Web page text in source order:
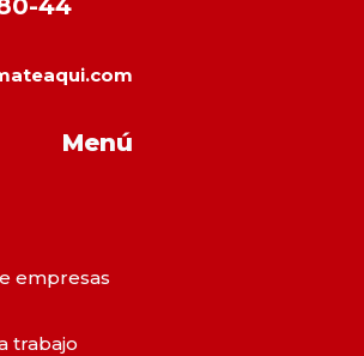
Menú
empresas
trabajo